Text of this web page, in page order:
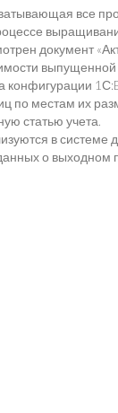
все
документ
выпущенной
по местам их
статью учета.
в
о выходном